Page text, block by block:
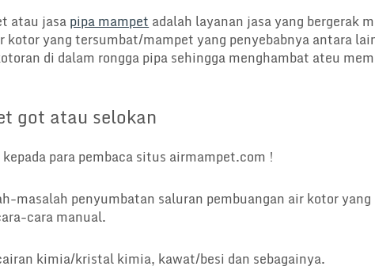
atau jasapipa mampet adalah layanan jasa yang bergerak
kotor yang tersumbat/mampet yang penyebabnya antara
di dalam rongga pipa sehingga menghambat ateu
got atau selokan
para pembaca situs airmampet.com !
masalah penyumbatan saluran pembuangan air kotor
cara manual.
kimia/kristal kimia, kawat/besi dan sebagainya.